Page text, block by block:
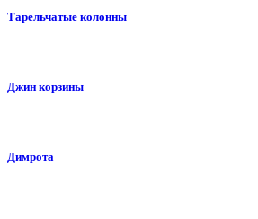
Тарельчатые колонны
Джин корзины
Димрота